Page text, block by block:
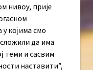
нивоу, прије
којима смо
да има
теми и сасвим
наставити”,